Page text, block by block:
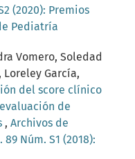
(2020): Premios
Pediatría
Vomero, Soledad
García,
del score clínico
de
, Archivos de
Núm. S1 (2018):